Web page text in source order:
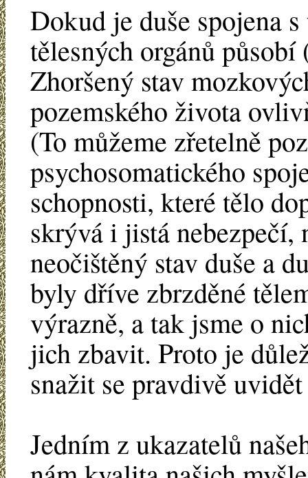
Dokud je duše spojena
tělesných orgánů
Zhoršený stav
pozemského života
(To můžeme zřetelně
psychosomatického
schopnosti, které tělo
skrývá i jistá
neočištěný stav duše a
byly dříve zbrzděné
výrazně, a tak jsme o
jich zbavit. Proto je
snažit se pravdivě
Jedním z ukazatelů